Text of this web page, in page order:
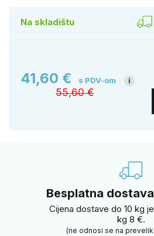
Na skladištu
41,60 € s PDV-om i
55,60 €
Besplatna
Cijena dostave do 10 kg
kg 8 €.
(ne odnosi se na